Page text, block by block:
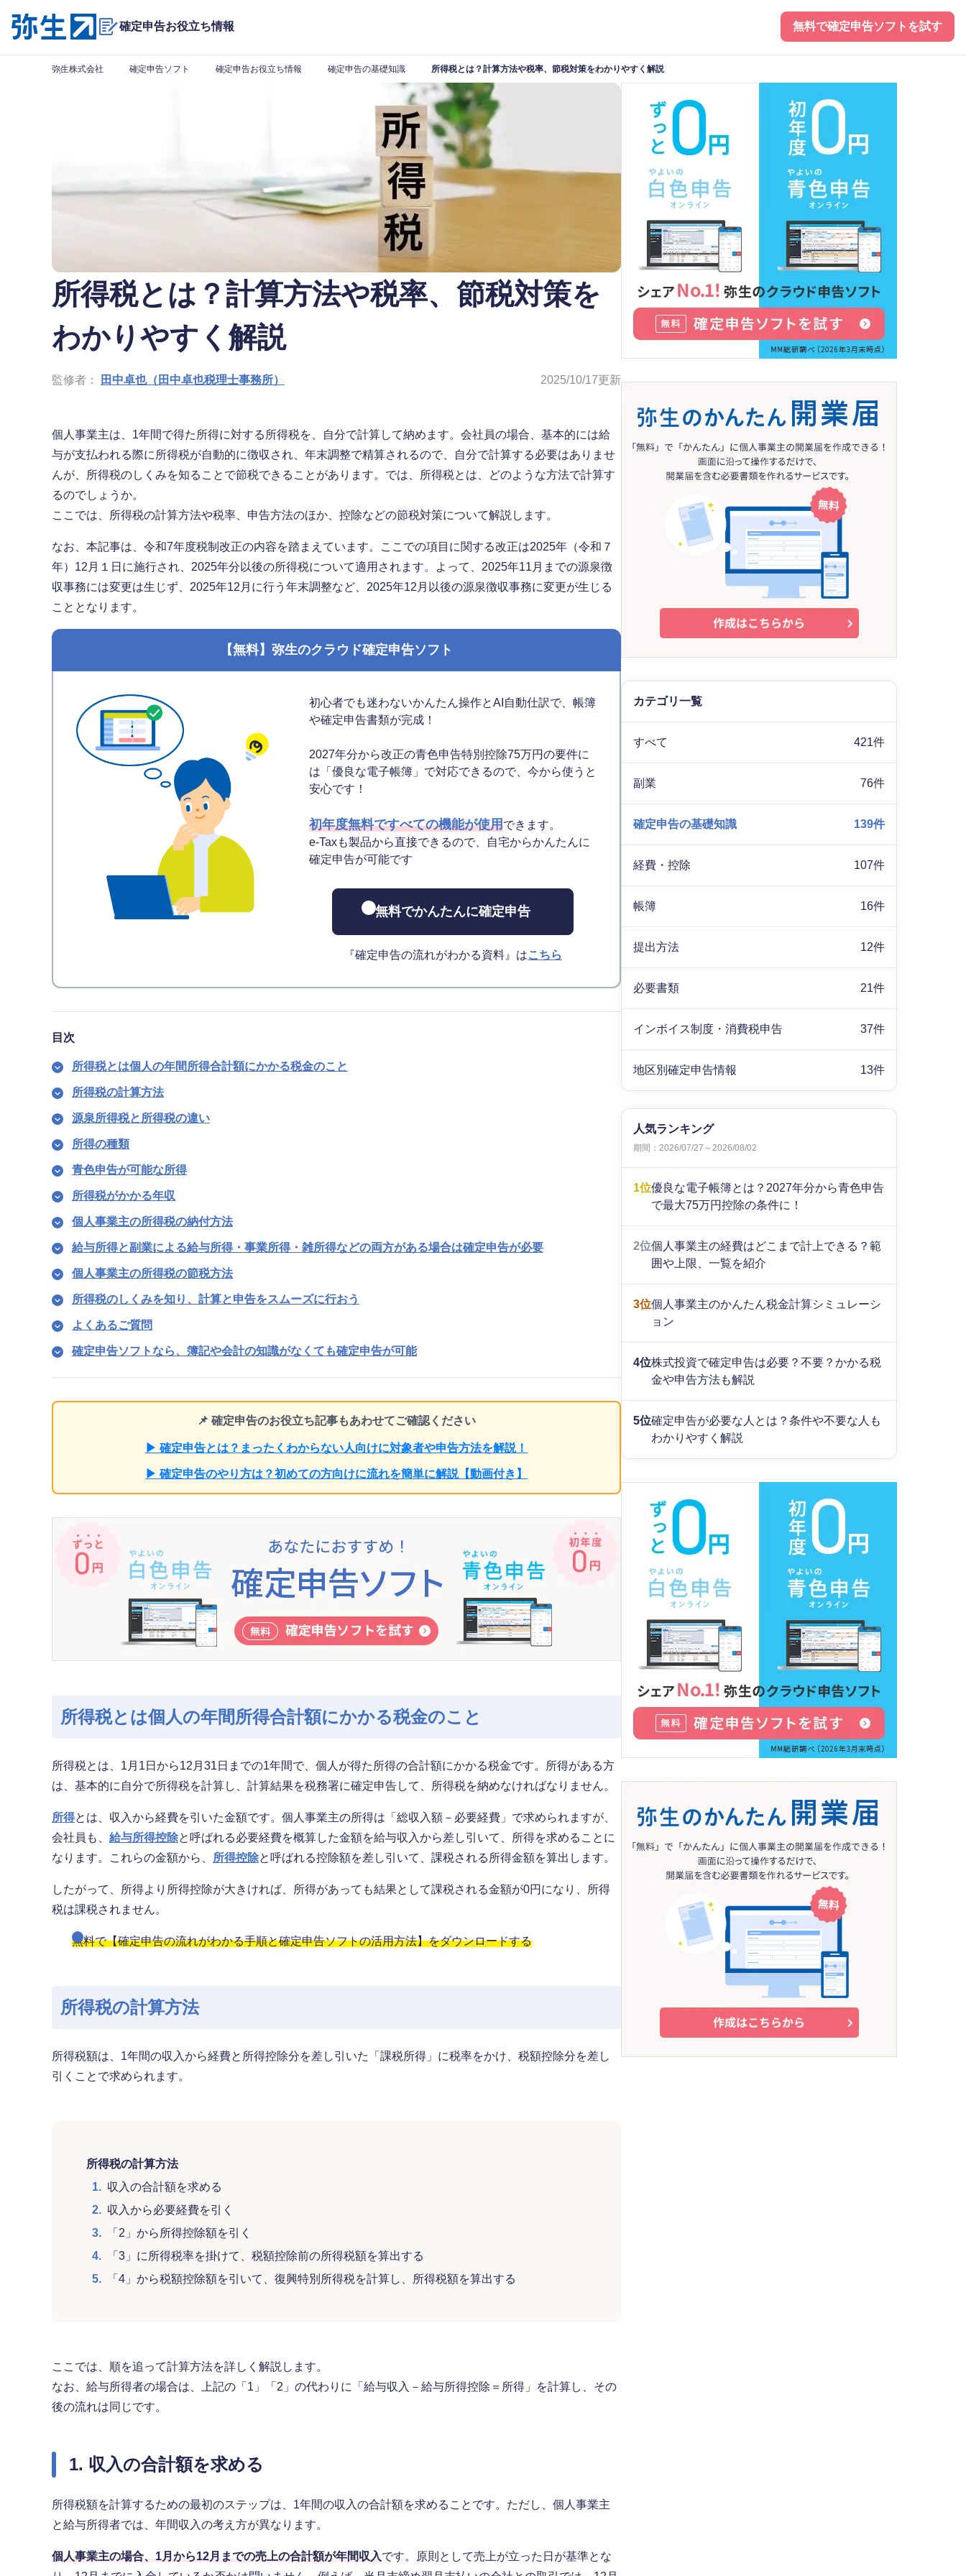
確定申告お役立ち情報 無料で確定申告ソフトを試す
弥生株式会社 確定申告ソフト 確定申告お役立ち情報 確定申告の基礎知識 所得税とは？計算方法や税率、節税対策をわかりやすく解説
所得税とは？計算方法や税率、節税対策を
わかりやすく解説
監修者： 田中卓也（田中卓也税理士事務所） 2025/10/17更新
個人事業主は、1年間で得た所得に対する所得税を、自分で計算して納めます。会社員の場合、基本的には給
与が支払われる際に所得税が自動的に徴収され、年末調整で精算されるので、自分で計算する必要はありませ
んが、所得税のしくみを知ることで節税できることがあります。では、所得税とは、どのような方法で計算す
るのでしょうか。
ここでは、所得税の計算方法や税率、申告方法のほか、控除などの節税対策について解説します。
なお、本記事は、令和7年度税制改正の内容を踏まえています。ここでの項目に関する改正は2025年（令和７
年）12月１日に施行され、2025年分以後の所得税について適用されます。よって、2025年11月までの源泉徴
収事務には変更は生じず、2025年12月に行う年末調整など、2025年12月以後の源泉徴収事務に変更が生じる
こととなります。
【無料】弥生のクラウド確定申告ソフト
初心者でも迷わないかんたん操作とAI自動仕訳で、帳簿
や確定申告書類が完成！
2027年分から改正の青色申告特別控除75万円の要件に
は「優良な電子帳簿」で対応できるので、今から使うと
安心です！
初年度無料ですべての機能が使用できます。
e-Taxも製品から直接できるので、自宅からかんたんに
確定申告が可能です
無料でかんたんに確定申告
『確定申告の流れがわかる資料』はこちら
目次
所得税とは個人の年間所得合計額にかかる税金のこと
所得税の計算方法
源泉所得税と所得税の違い
所得の種類
青色申告が可能な所得
所得税がかかる年収
個人事業主の所得税の納付方法
給与所得と副業による給与所得・事業所得・雑所得などの両方がある場合は確定申告が必要
個人事業主の所得税の節税方法
所得税のしくみを知り、計算と申告をスムーズに行おう
よくあるご質問
確定申告ソフトなら、簿記や会計の知識がなくても確定申告が可能
📌 確定申告のお役立ち記事もあわせてご確認ください
▶ 確定申告とは？まったくわからない人向けに対象者や申告方法を解説！
▶ 確定申告のやり方は？初めての方向けに流れを簡単に解説【動画付き】
所得税とは個人の年間所得合計額にかかる税金のこと
所得税とは、1月1日から12月31日までの1年間で、個人が得た所得の合計額にかかる税金です。所得がある方
は、基本的に自分で所得税を計算し、計算結果を税務署に確定申告して、所得税を納めなければなりません。
所得とは、収入から経費を引いた金額です。個人事業主の所得は「総収入額－必要経費」で求められますが、
会社員も、 給与所得控除と呼ばれる必要経費を概算した金額を給与収入から差し引いて、所得を求めることに
なります。これらの金額から、
所得控除と呼ばれる控除額を差し引いて、課税される所得金額を算出します。
したがって、所得より所得控除が大きければ、所得があっても結果として課税される金額が0円になり、所得
税は課税されません。
無料で【確定申告の流れがわかる手順と確定申告ソフトの活用方法】をダウンロードする
所得税の計算方法
所得税額は、1年間の収入から経費と所得控除分を差し引いた「課税所得」に税率をかけ、税額控除分を差し
引くことで求められます。
所得税の計算方法
1. 収入の合計額を求める
2. 収入から必要経費を引く
3.
「2」から所得控除額を引く
4.
「3」に所得税率を掛けて、税額控除前の所得税額を算出する
5.
「4」から税額控除額を引いて、復興特別所得税を計算し、所得税額を算出する
ここでは、順を追って計算方法を詳しく解説します。
なお、給与所得者の場合は、上記の「1」「2」の代わりに「給与収入－給与所得控除＝所得」を計算し、その
後の流れは同じです。
1. 収入の合計額を求める
所得税額を計算するための最初のステップは、1年間の収入の合計額を求めることです。ただし、個人事業主
と給与所得者では、年間収入の考え方が異なります。
個人事業主の場合、1月から12月までの売上の合計額が年間収入です。原則として売上が立った日が基準とな
カテゴリ一覧
すべて 421件
副業 76件
確定申告の基礎知識 139件
経費・控除 107件
帳簿 16件
提出方法 12件
必要書類 21件
インボイス制度・消費税申告 37件
地区別確定申告情報 13件
人気ランキング
期間：2026/07/27～2026/08/02
1位優良な電子帳簿とは？2027年分から青色申告
で最大75万円控除の条件に！
2位個人事業主の経費はどこまで計上できる？範
囲や上限、一覧を紹介
3位個人事業主のかんたん税金計算シミュレーシ
ョン
4位株式投資で確定申告は必要？不要？かかる税
金や申告方法も解説
5位確定申告が必要な人とは？条件や不要な人も
わかりやすく解説